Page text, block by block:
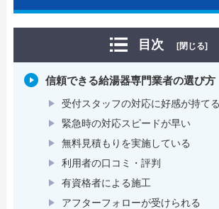
目次 [閉じる]
信頼できる給湯器専門業者の選び方
受付スタッフの対応に好感が持てる
緊急時の対応スピードが早い
無料見積もりを実施している
利用者の口コミ・評判
有資格者による施工
アフターフォローが受けられる